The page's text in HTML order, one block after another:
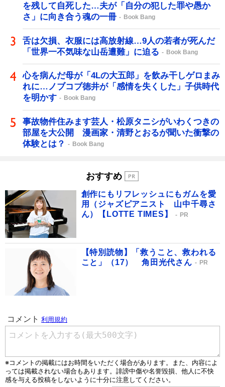
を残して自死した…夫が「自分の犯した罪や愚か
さ」に向き合う魂の一冊
Book Bang
舌は欠損、衣服には高放射線…9人の若者が死んだ
「世界一不気味な山岳遭難」に迫る
Book Bang
心を病んだ母が「4Lの大五郎」を飲み干しゲロまみ
れに…ノブコブ徳井が「感情を失くした」子供時代
を明かす
Book Bang
事故物件住みます芸人・松原タニシがいわくつきの
部屋を大公開 漫画家・清野とおるが聞いた衝撃の
体験とは？
Book Bang
おすすめ
創作にもリフレッシュにもガムを愛
用（ジャズピアニスト 山中千尋さ
ん）【LOTTE TIMES】
PR
【特別読物】「救うこと、救われる
こと」（17） 角田光代さん
PR